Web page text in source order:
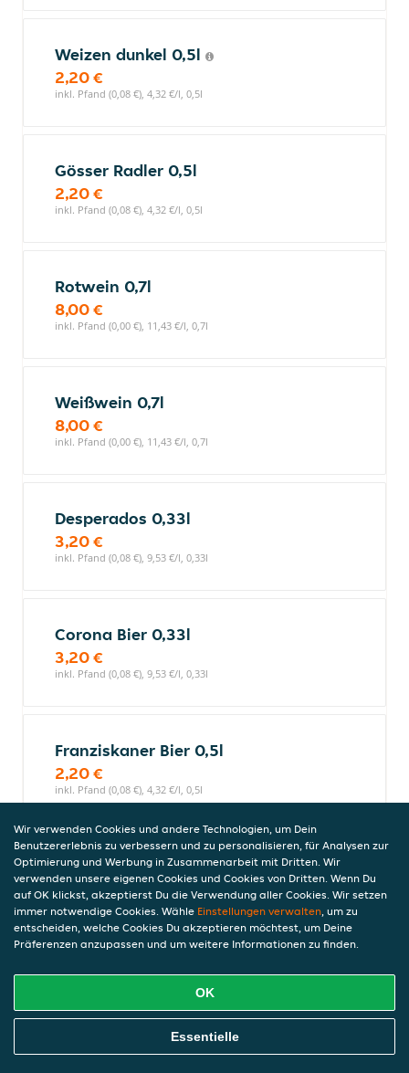
Weizen dunkel 0,5l
2,20 €
inkl. Pfand (0,08 €), 4,32 €/l, 0,5l
Gösser Radler 0,5l
2,20 €
inkl. Pfand (0,08 €), 4,32 €/l, 0,5l
Rotwein 0,7l
8,00 €
inkl. Pfand (0,00 €), 11,43 €/l, 0,7l
Weißwein 0,7l
8,00 €
inkl. Pfand (0,00 €), 11,43 €/l, 0,7l
Desperados 0,33l
3,20 €
inkl. Pfand (0,08 €), 9,53 €/l, 0,33l
Corona Bier 0,33l
3,20 €
inkl. Pfand (0,08 €), 9,53 €/l, 0,33l
Franziskaner Bier 0,5l
2,20 €
inkl. Pfand (0,08 €), 4,32 €/l, 0,5l
Schwarzbräu Exquisit 0,5l
2,20 €
inkl. Pfand (0,08 €), 4,32 €/l, 0,5l
Rigele Bier 0,5l
2,20 €
5% vol, inkl. Pfand (0,08 €), 4,32 €/l, 0,5l
Online Essen Bestellen
Wir verwenden Cookies und andere Technologien, um Dein
Benutzererlebnis zu verbessern und zu personalisieren, für Analysen zur
Optimierung und Werbung in Zusammenarbeit mit Dritten. Wir
verwenden unsere eigenen Cookies und Cookies von Dritten. Wenn Du
auf OK klickst, akzeptierst Du die Verwendung aller Cookies. Wir setzen
immer notwendige Cookies. Wähle Einstellungen verwalten, um zu
entscheiden, welche Cookies Du akzeptieren möchtest, um Deine
Präferenzen anzupassen und um weitere Informationen zu finden.
OK
Essentielle